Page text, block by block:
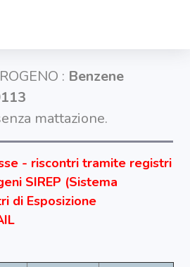
: Benzene
mattazione.
- riscontri tramite registri
SIREP (Sistema
di Esposizione